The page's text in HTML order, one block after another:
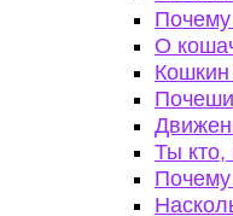
Почему
О
Кошкин
Ты кто,